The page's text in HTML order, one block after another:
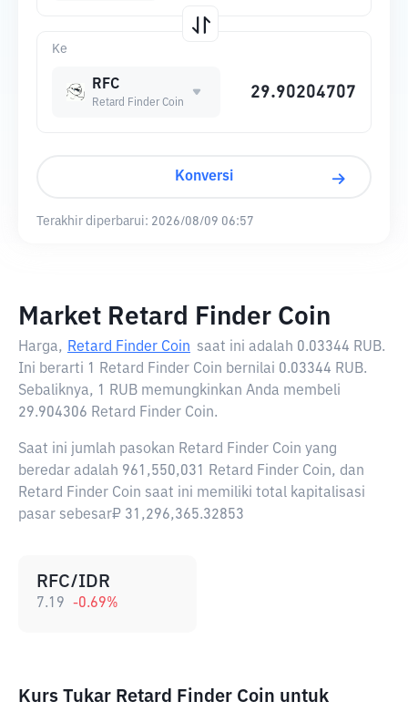
Ke
RFC
Retard Finder Coin
Konversi
Terakhir diperbarui: 2026/08/09 06:57
Market Retard Finder Coin
Harga, Retard Finder Coin saat ini adalah 0.03344 RUB.
Ini berarti 1 Retard Finder Coin bernilai 0.03344 RUB.
Sebaliknya, 1 RUB memungkinkan Anda membeli
29.904306 Retard Finder Coin.
Saat ini jumlah pasokan Retard Finder Coin yang
beredar adalah 961,550,031 Retard Finder Coin, dan
Retard Finder Coin saat ini memiliki total kapitalisasi
pasar sebesar₽ 31,296,365.32853
RFC/IDR
7.19 -0.69%
Kurs Tukar Retard Finder Coin untuk